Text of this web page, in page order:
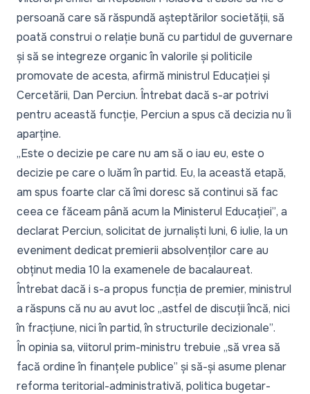
persoană care să răspundă așteptărilor societății, să
poată construi o relație bună cu partidul de guvernare
și să se integreze organic în valorile și politicile
promovate de acesta, afirmă ministrul Educației și
Cercetării, Dan Perciun. Întrebat dacă s-ar potrivi
pentru această funcție, Perciun a spus că decizia nu îi
aparține.
„Este o decizie pe care nu am să o iau eu, este o
decizie pe care o luăm în partid. Eu, la această etapă,
am spus foarte clar că îmi doresc să continui să fac
ceea ce făceam până acum la Ministerul Educației”, a
declarat Perciun, solicitat de jurnaliști luni, 6 iulie, la un
eveniment dedicat premierii absolvenților care au
obținut media 10 la examenele de bacalaureat.
Întrebat dacă i s-a propus funcția de premier, ministrul
a răspuns că nu au avut loc „astfel de discuții încă, nici
în fracțiune, nici în partid, în structurile decizionale”.
În opinia sa, viitorul prim-ministru trebuie „să vrea să
facă ordine în finanțele publice” și să-și asume plenar
reforma teritorial-administrativă, politica bugetar-